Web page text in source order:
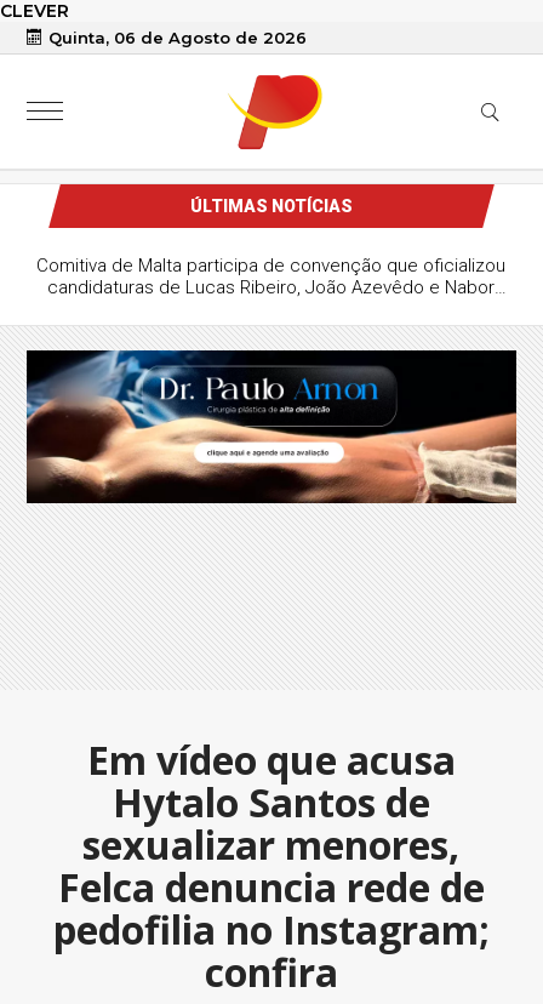
CLEVER
Quinta, 06 de Agosto de 2026
ÚLTIMAS NOTÍCIAS
Comitiva de Malta participa de convenção que oficializou
candidaturas de Lucas Ribeiro, João Azevêdo e Nabor
Em vídeo que acusa
Hytalo Santos de
sexualizar menores,
Felca denuncia rede de
pedofilia no Instagram;
confira